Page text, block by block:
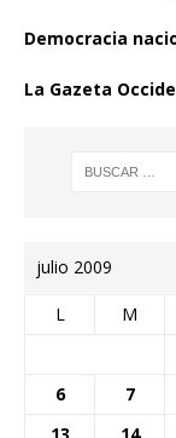
Democracia
La Gazeta
julio 2009
L M
6
7